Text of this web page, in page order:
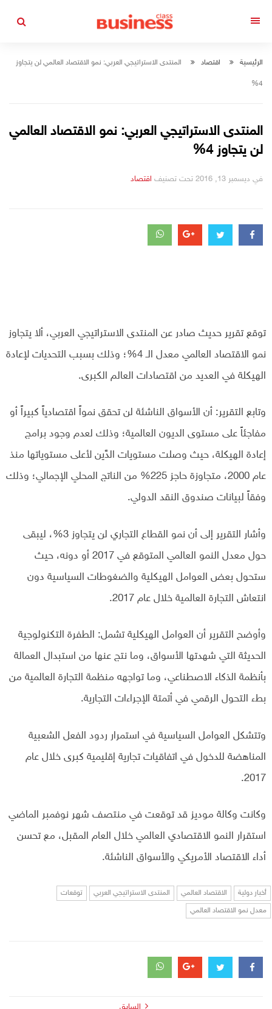
الرئيسية اقتصاد المنتدى الاستراتيجي العربي: نمو الاقتصاد العالمي لن يتجاوز
4%
المنتدى الاستراتيجي العربي: نمو الاقتصاد العالمي
لن يتجاوز 4%
في ديسمبر 13, 2016 تحت تصنيف التصانيف
اقتصاد
توقع تقرير حديث صادر عن المنتدى الاستراتيجي العربي، ألا يتجاوز
نمو الاقتصاد العالمي معدل الـ 4%؛ وذلك بسبب التحديات لإعادة
الهيكلة في العديد من اقتصادات العالم الكبرى.
وتابع التقرير: أن الأسواق الناشئة لن تحقق نمواً اقتصادياً كبيراً أو
مفاجئاً على مستوى الديون العالمية؛ وذلك لعدم وجود برامج
إعادة الهيكلة، حيث وصلت مستويات الدَّين لأعلى مستوياتها منذ
عام 2000، متجاوزة حاجز 225% من الناتج المحلي الإجمالي؛ وذلك
وفقاً لبيانات صندوق النقد الدولي.
وأشار التقرير إلى أن نمو القطاع التجاري لن يتجاوز 3%، ليبقى
حول معدل النمو العالمي المتوقع في 2017 أو دونه، حيث
ستحول بعض العوامل الهيكلية والضغوطات السياسية دون
انتعاش التجارة العالمية خلال عام 2017.
وأوضح التقرير أن العوامل الهيكلية تشمل: الطفرة التكنولوجية
الحديثة التي شهدتها الأسواق، وما نتج عنها من استبدال العمالة
بأنظمة الذكاء الاصطناعي، وما تواجهه منظمة التجارة العالمية من
بطء التحول الرقمي في أتمتة الإجراءات التجارية.
وتتشكل العوامل السياسية في استمرار ردود الفعل الشعبية
المناهضة للدخول في اتفاقيات تجارية إقليمية كبرى خلال عام
2017.
وكانت وكالة موديز قد توقعت في منتصف شهر نوفمبر الماضي
استقرار النمو الاقتصادي العالمي خلال العام المقبل، مع تحسن
أداء الاقتصاد الأمريكي والأسواق الناشئة.
أخبار دولية الاقتصاد العالمي المنتدى الاستراتيجي العربي توقعات
معدل نمو الاقتصاد العالمي
السابق